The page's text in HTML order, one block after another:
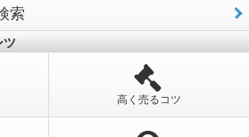
索
高く売るコツ